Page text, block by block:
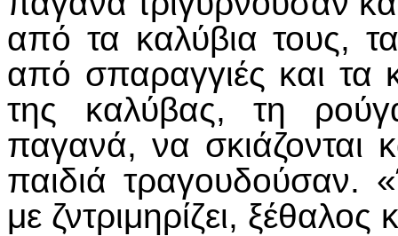
από τα καλύβια τους,
από σπαραγγιές και τα
της καλύβας, τη
παγανά, να σκιάζονται
παιδιά τραγουδούσαν.
με ζντριμηρίζει,